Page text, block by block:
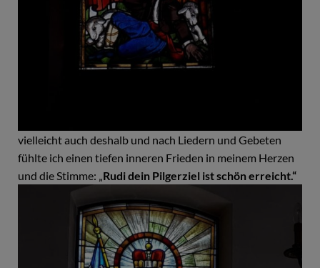
vielleicht auch deshalb und nach Liedern und Gebeten
fühlte ich einen tiefen inneren Frieden in meinem Herzen
und die Stimme: „ Rudi dein Pilgerziel ist schön erreicht.“